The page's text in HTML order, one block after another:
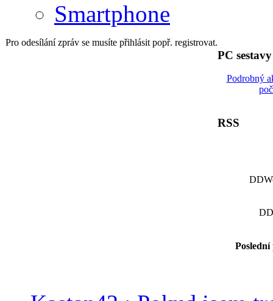
Smartphone
Pro odesílání zpráv se musíte přihlásit popř. registrovat.
PC
Podrobný
RSS